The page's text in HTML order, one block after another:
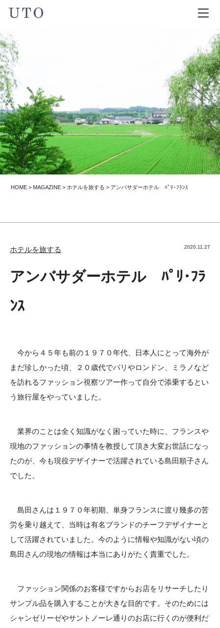
HOME > MAGAZINE > ホテルを旅する > アンバサダーホテル ﾊﾟﾘ･ﾌﾗﾝｽ
2020.11.27
ホテルを旅する
アンバサダーホテル ﾊﾟﾘ･ﾌﾗ
ﾝｽ
今から４５年も前の１９７０年代、日本人にとって海外が
まだ珍しかった頃、２０歳代でパリやロンドン、ミラノなど
を訪れるファッション視察ツアー作って自分で添乗するとい
う旅行屋をやっていました。
業界のことは全く知識がなく困っていた時に、フランスや
現地のファッションの事情を教授して頂き大変お世話になっ
たのが、今も現役デザイナーで活躍されている島田順子さん
でした。
島田さんは１９７０年初期、単身フランスに渡り幾多の苦
労を乗り越えて、当時は有名ブランドのチーフデザイナーと
して活躍されていました。今のように情報や知識がない頃の
島田さんの現地の情報は本当にありがたく貴重でした。
ファッション関係のお客様ですからお店をリサーチしたり
サンプル品を購入することが大きな目的です。そのためには
シャンゼリーゼやサントノーレ通りのお店に行くのが便利だ